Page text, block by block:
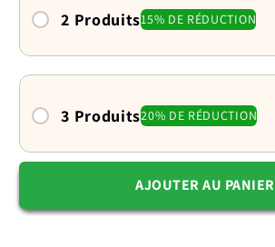
2 Produits15% DE RÉDUCTION
3 Produits20% DE RÉDUCTION
AJOUTER AU PANIER